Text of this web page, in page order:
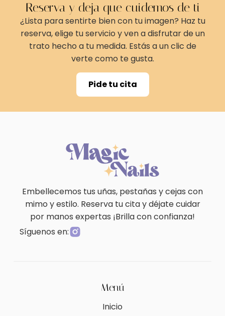
Reserva y deja que cuidemos de ti
¿Lista para sentirte bien con tu imagen? Haz tu
reserva, elige tu servicio y ven a disfrutar de un
trato hecho a tu medida. Estás a un clic de
verte como te gusta.
Pide tu cita
Embellecemos tus uñas, pestañas y cejas con
mimo y estilo. Reserva tu cita y déjate cuidar
por manos expertas ¡Brilla con confianza!
Síguenos en:
Menú
Inicio